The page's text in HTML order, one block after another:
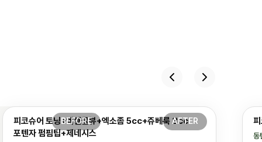
피코슈어 토닝+엑셀쿨뷰+엑소좀 5cc+쥬베룩 3cc
포텐자 펌핌팁+제네시스
동